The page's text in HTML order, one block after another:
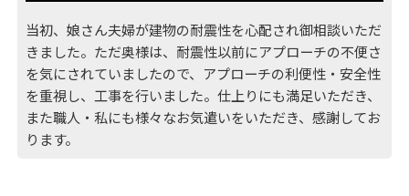
当初、娘さん夫婦が建物の耐震性を心配され御相談いただ
きました。ただ奥様は、耐震性以前にアプローチの不便さ
を気にされていましたので、アプローチの利便性・安全性
を重視し、工事を行いました。仕上りにも満足いただき、
また職人・私にも様々なお気遣いをいただき、感謝してお
ります。